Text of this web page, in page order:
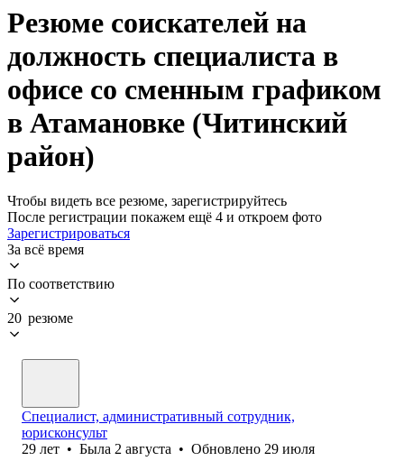
Резюме соискателей на
должность специалиста в
офисе со сменным графиком
в Атамановке (Читинский
район)
Чтобы видеть все резюме, зарегистрируйтесь
После регистрации покажем ещё 4 и откроем фото
Зарегистрироваться
За всё время
По соответствию
20 резюме
Специалист, административный сотрудник,
юрисконсульт
29 лет • Была 2 августа • Обновлено 29 июля